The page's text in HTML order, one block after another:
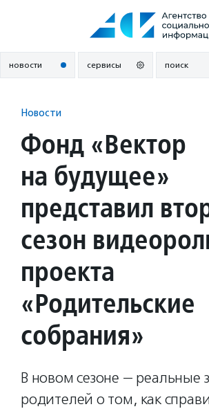
новости сервисы поиск
Новости
Фонд «Вектор
на будущее»
представил
сезон
проекта
«Родительские
собрания»
В новом сезоне — реальные
родителей о том, как